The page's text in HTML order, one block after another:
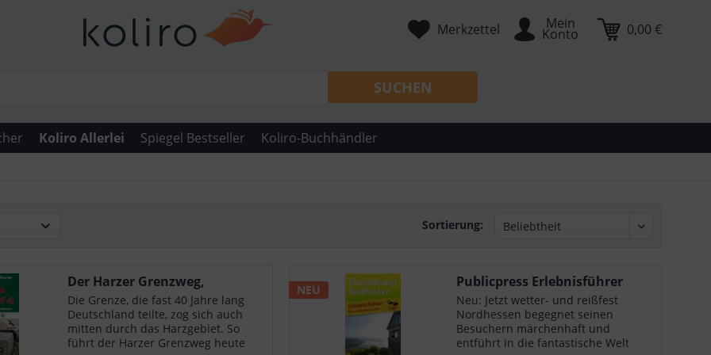
Merkzettel Mein
Konto 0,00 €
SUCHEN
Koliro Allerlei Spiegel Bestseller Koliro-Buchhändler
Sortierung:
Der Harzer Grenzweg,
Wander- und Fahrradkarte
Die Grenze, die fast 40 Jahre lang
Deutschland teilte, zog sich auch
mitten durch das Harzgebiet. So
führt der Harzer Grenzweg heute
NEU
Publicpress Erlebnisführer
GrimmHeimat...
Neu: Jetzt wetter- und reißfest
Nordhessen begegnet seinen
Besuchern märchenhaft und
entführt in die fantastische Welt